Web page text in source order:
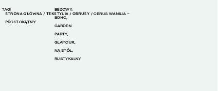
TAGI BEŻOWY,
BOHO,
GARDEN
PARTY,
GLAMOUR,
NA STÓŁ,
RUSTYKALNY
STRONA GŁÓWNA /TEKSTYLIA / OBRUSY / OBRUS WANILIA –
PROSTOKĄTNY